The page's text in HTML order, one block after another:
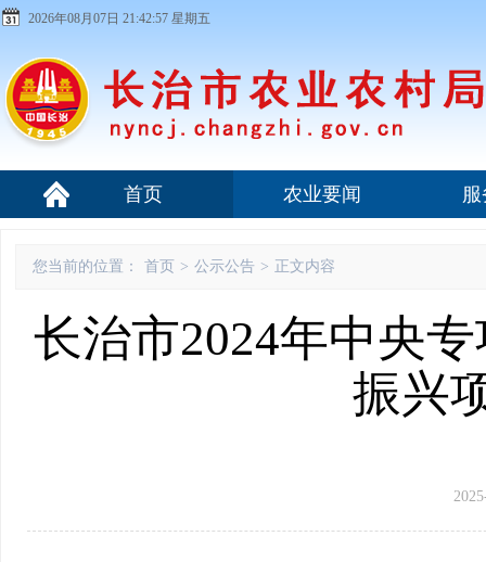
2026年08月07日 21:42:58 星期五
首页 农业要闻
您当前的位置： 首页 > 公示公告 > 正文内容
长治市2024年中央
振兴